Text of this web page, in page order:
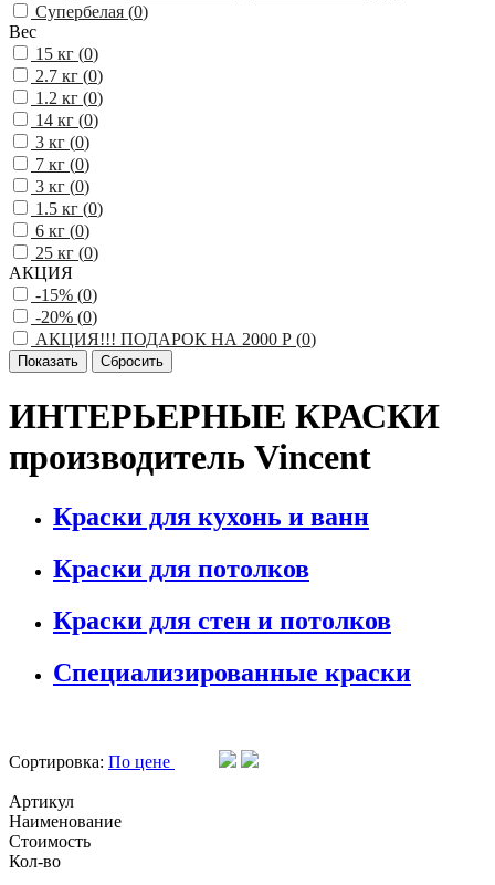
Супербелая (0)
Вес
15 кг (0)
2.7 кг (0)
1.2 кг (0)
14 кг (0)
3 кг (0)
7 кг (0)
3 кг (0)
1.5 кг (0)
6 кг (0)
25 кг (0)
АКЦИЯ
-15% (0)
-20% (0)
АКЦИЯ!!! ПОДАРОК НА 2000 Р (0)
ИНТЕРЬЕРНЫЕ КРАСКИ
производитель Vincent
Краски для кухонь и ванн
Краски для потолков
Краски для стен и потолков
Специализированные краски
Сортировка: По цене
Артикул
Наименование
Стоимость
Кол-во